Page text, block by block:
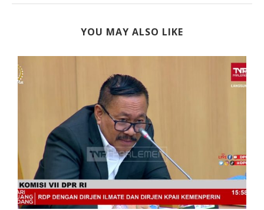
YOU MAY ALSO LIKE